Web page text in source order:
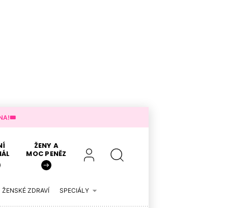
ŽENY A
MOC PENĚZ
ŽENSKÉ ZDRAVÍ SPECIÁLY